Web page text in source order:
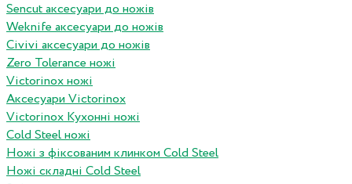
Sencut аксесуари до ножів
Weknife аксесуари до ножів
Civivi аксесуари до ножів
Zero Tolerance ножі
Victorinox ножі
Аксесуари Victorinox
Victorinox Кухонні ножі
Cold Steel ножі
Ножі з фіксованим клинком Cold Steel
Ножі складні Cold Steel